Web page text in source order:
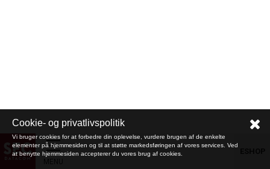
Cookie- og privatlivspolitik
Vi bruger cookies for at forbedre din oplevelse, vurdere brugen af de enkelte
elementer på hjemmesiden og til at støtte markedsføringen af vores services. Ved
at benytte hjemmesiden accepterer du vores brug af cookies.